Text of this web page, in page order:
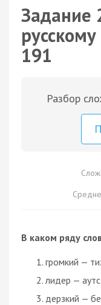
Задание
191
Разбор
В каком ряду
громкий —
лидер —
дерзкий —